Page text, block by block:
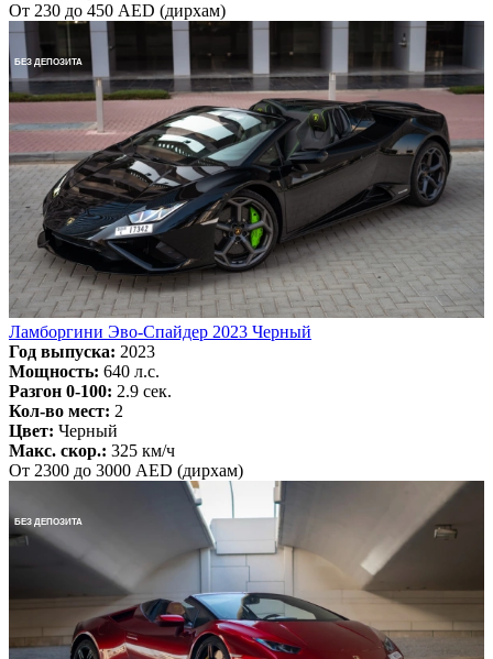
От 230 до 450 AED (дирхам)
БЕЗ ДЕПОЗИТА
Ламборгини Эво-Спайдер 2023 Черный
Год выпуска: 2023
Мощность: 640 л.с.
Разгон 0-100: 2.9 сек.
Кол-во мест: 2
Цвет: Черный
Макс. скор.: 325 км/ч
От 2300 до 3000 AED (дирхам)
БЕЗ ДЕПОЗИТА